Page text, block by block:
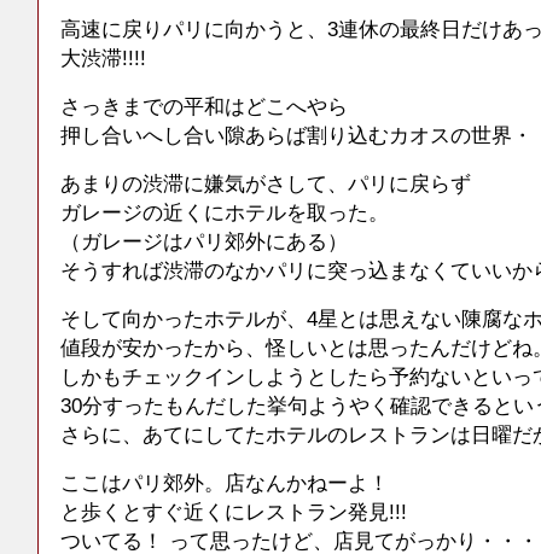
高速に戻りパリに向かうと、3連休の最終日だけあ
大渋滞!!!!
さっきまでの平和はどこへやら
押し合いへし合い隙あらば割り込むカオスの世界・
あまりの渋滞に嫌気がさして、パリに戻らず
ガレージの近くにホテルを取った。
（ガレージはパリ郊外にある）
そうすれば渋滞のなかパリに突っ込まなくていいか
そして向かったホテルが、4星とは思えない陳腐な
値段が安かったから、怪しいとは思ったんだけどね
しかもチェックインしようとしたら予約ないといっ
30分すったもんだした挙句ようやく確認できるとい
さらに、あてにしてたホテルのレストランは日曜
ここはパリ郊外。店なんかねーよ！
と歩くとすぐ近くにレストラン発見!!!
ついてる！ って思ったけど、店見てがっかり・・・